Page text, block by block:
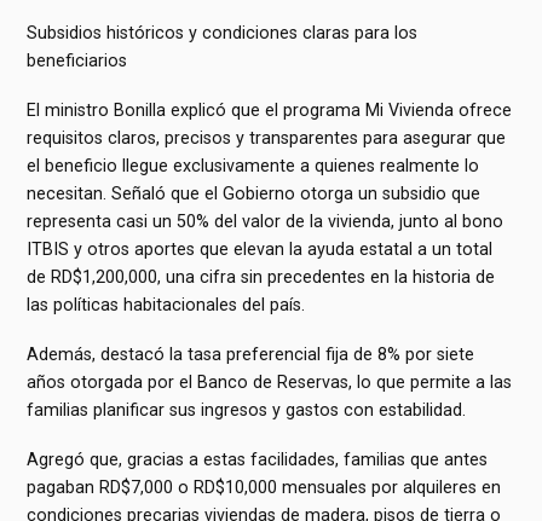
Subsidios históricos y condiciones claras para los
beneficiarios
El ministro Bonilla explicó que el programa Mi Vivienda ofrece
requisitos claros, precisos y transparentes para asegurar que
el beneficio llegue exclusivamente a quienes realmente lo
necesitan. Señaló que el Gobierno otorga un subsidio que
representa casi un 50% del valor de la vivienda, junto al bono
ITBIS y otros aportes que elevan la ayuda estatal a un total
de RD$1,200,000, una cifra sin precedentes en la historia de
las políticas habitacionales del país.
Además, destacó la tasa preferencial fija de 8% por siete
años otorgada por el Banco de Reservas, lo que permite a las
familias planificar sus ingresos y gastos con estabilidad.
Agregó que, gracias a estas facilidades, familias que antes
pagaban RD$7,000 o RD$10,000 mensuales por alquileres en
condiciones precarias viviendas de madera, pisos de tierra o